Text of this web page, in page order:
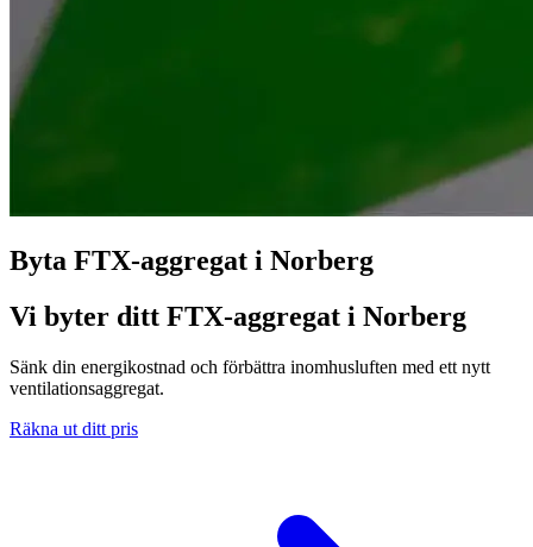
Byta FTX-aggregat i Norberg
Vi byter ditt FTX-aggregat i Norberg
Sänk din energikostnad och förbättra inomhusluften med ett nytt
ventilationsaggregat.
Räkna ut ditt pris